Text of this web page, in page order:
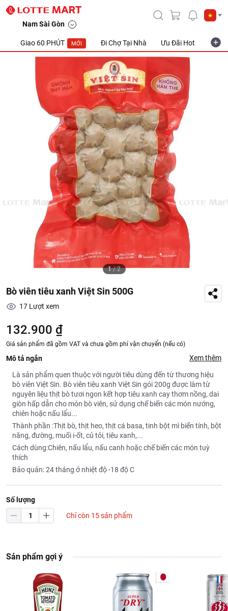
Nam Sài Gòn
Giao 60 PHÚT MỚI Đi Chợ Tại Nhà Ưu Đãi Hot
1/2
Bò viên tiêu xanh Việt Sin 500G
17 Lượt xem
132.900 ₫
Giá sản phẩm đã gồm VAT và chưa gồm phí vận chuyển (nếu có)
Mô tả ngắn Xem thêm
Là sản phẩm quen thuộc với người tiêu dùng đến từ thương hiệu
bò viên Việt Sin. Bò viên tiêu xanh Việt Sin gói 200g được làm từ
nguyên liệu thịt bò tươi ngon kết hợp tiêu xanh cay thơm nồng, dai
giòn hấp dẫn cho món bò viên, sử dụng chế biến các món nướng,
chiên hoặc nấu lẩu...
Thành phần :Thịt bò, thịt heo, thịt cá basa, tinh bột mì biến tính, bột
năng, đường, muối i-ốt, củ tỏi, tiêu xanh,...
Cách dùng:Chiên, nấu lẩu, nấu canh hoặc chế biến các món tuỳ
thích
Bảo quản: 24 tháng ở nhiệt độ -18 độ C
Số lượng
Chỉ còn 15 sản phẩm
Sản phẩm gợi ý